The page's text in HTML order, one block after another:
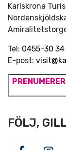
Karlskrona
Tel: 0455-30 34
E-post:
FÖLJ,